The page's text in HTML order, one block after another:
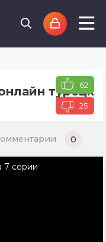
62
25
0
7 серии